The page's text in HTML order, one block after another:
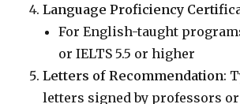
Language Proficiency
For English-taught
or IELTS 5.5 or higher
Letters of Recommendation:
letters signed by professors